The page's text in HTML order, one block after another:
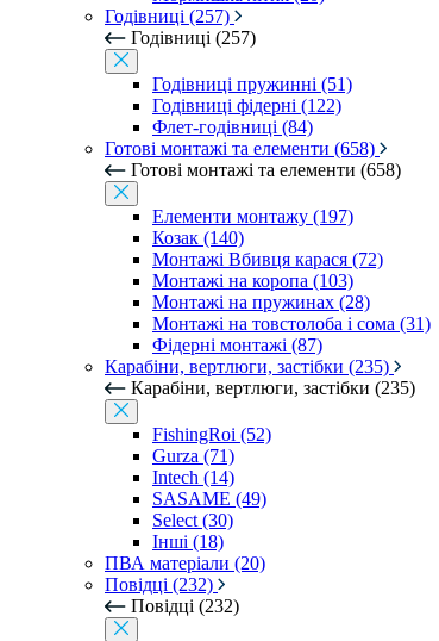
Годівниці (257)
Годівниці (257)
Годівниці пружинні (51)
Годівниці фідерні (122)
Флет-годівниці (84)
Готові монтажі та елементи (658)
Готові монтажі та елементи (658)
Елементи монтажу (197)
Козак (140)
Монтажі Вбивця карася (72)
Монтажі на коропа (103)
Монтажі на пружинах (28)
Монтажі на товстолоба і сома (31)
Фідерні монтажі (87)
Карабіни, вертлюги, застібки (235)
Карабіни, вертлюги, застібки (235)
FishingRoi (52)
Gurza (71)
Intech (14)
SASAME (49)
Select (30)
Інші (18)
ПВА матеріали (20)
Повідці (232)
Повідці (232)